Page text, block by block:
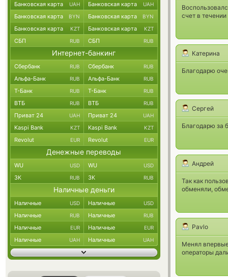
счет в
Катерина
Благодарю
Сергей
Благодарю за
Андрей
Так как
обменяли,
Pavlo
Менял
операторы
Банковская карта UAH Банковская карта UAH
Банковская карта BYN Банковская карта BYN
Банковская карта KZT Банковская карта KZT
СБП RUB СБП RUB
Интернет-банкинг
Сбербанк RUB Сбербанк RUB
Альфа-Банк RUB Альфа-Банк RUB
Т-Банк RUB Т-Банк RUB
ВТБ RUB ВТБ RUB
Приват 24 UAH Приват 24 UAH
Kaspi Bank KZT Kaspi Bank KZT
Revolut EUR Revolut EUR
Денежные переводы
WU USD WU USD
ЗК RUB ЗК RUB
Наличные деньги
Наличные USD Наличные USD
Наличные RUB Наличные RUB
Наличные EUR Наличные EUR
Наличные UAH Наличные UAH